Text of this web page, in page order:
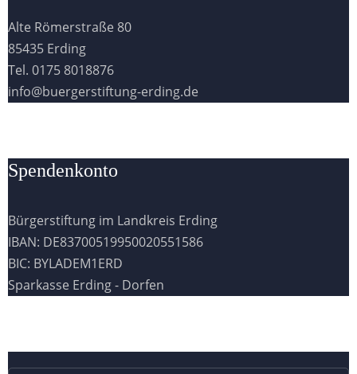
Alte Römerstraße 80
85435 Erding
Tel. 0175 8018876
info@buergerstiftung-erding.de
Spendenkonto
Bürgerstiftung im Landkreis Erding
IBAN: DE83700519950020551586
BIC: BYLADEM1ERD
Sparkasse Erding - Dorfen